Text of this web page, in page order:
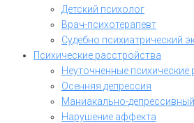
Детский психолог
Врач-психотерапевт
Судебно психиатрический
Психические расстройства
Неуточненные психические
Осенняя депрессия
Маниакально-
Нарушение аффекта